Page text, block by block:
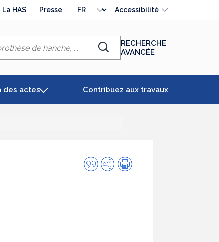
La HAS Presse
langue
Accessibilité
Chercher
RECHERCHE
AVANCÉE
des actes Contribuez aux travaux
Citer
cette
PartagerImpression